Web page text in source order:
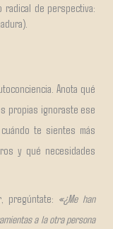
de perspectiva:
Anota qué
propias ignoraste ese
te sientes más
y qué necesidades
pregúntate: «¿Me han
a la otra persona